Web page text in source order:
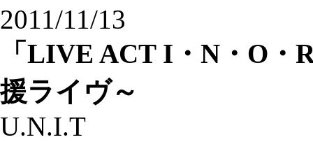
2011/11/13
「LIVE ACT I・N・O・
援ライヴ～
U.N.I.T